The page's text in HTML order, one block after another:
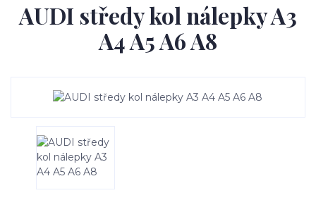
AUDI středy kol nálepky A3
A4 A5 A6 A8